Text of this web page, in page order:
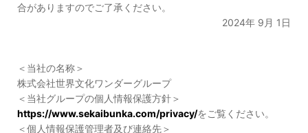
合がありますのでご了承ください。
2024年 9月 1日
＜当社の名称＞
株式会社世界文化ワンダーグループ
＜当社グループの個人情報保護方針＞
https://www.sekaibunka.com/privacy/をご覧ください。
＜個人情報保護管理者及び連絡先＞